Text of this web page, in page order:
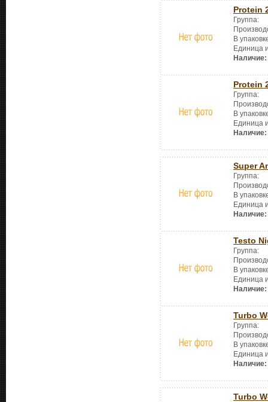
Protein
Группа:
В
Единица
Наличие:
Protein
Группа:
В
Единица
Наличие:
Super
Группа:
В
Единица
Наличие:
Testo
Группа:
В
Единица
Наличие:
Turbo
Группа:
В
Единица
Наличие:
Turbo